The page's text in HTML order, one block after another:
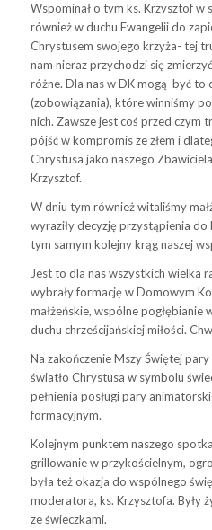
Wspominał o tym ks. Krzysztof w
również w duchu Ewangelii do
Chrystusem swojego krzyża- tej
nam nieraz przychodzi się
różne. Dla nas w DK mogą być to
(zobowiązania), które winniśmy
nich. Zawsze jest coś przed czym
pójść w kompromis ze złem i
Chrystusa jako naszego
Krzysztof.
W dniu tym również witaliśmy
wyraziły decyzję przystąpienia
tym samym kolejny krąg naszej
Jest to dla nas wszystkich wielka
wybrały formację w Domowym
małżeńskie, wspólne
duchu chrześcijańskiej miłości.
Na zakończenie Mszy Świętej
światło Chrystusa w symbolu
pełnienia posługi pary
formacyjnym.
Kolejnym punktem naszego
grillowanie w przykościelnym,
była też okazja do wspólnego
moderatora, ks. Krzysztofa. Były
ze świeczkami.